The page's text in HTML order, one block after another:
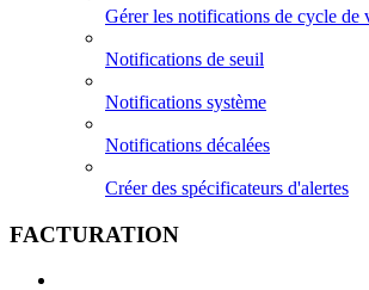
Gérer les notifications de cycle de
Notifications de seuil
Notifications système
Notifications décalées
Créer des spécificateurs d'alertes
FACTURATION